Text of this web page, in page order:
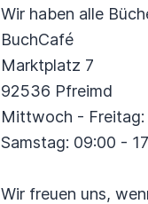
Wir haben alle
BuchCafé
Marktplatz 7
92536 Pfreimd
Mittwoch - Freitag:
Samstag: 09:00 -
Wir freuen uns,